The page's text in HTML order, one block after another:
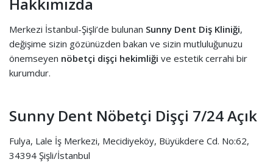
Merkezi İstanbul-Şişli’de bulunan Sunny Dent Diş Kliniği,
değişime sizin gözünüzden bakan ve sizin mutluluğunuzu
önemseyen nöbetçi dişçi hekimliği ve estetik cerrahi bir
kurumdur.
Sunny Dent Nöbetçi Dişçi 7/24 Açık
Fulya, Lale İş Merkezi, Mecidiyeköy, Büyükdere Cd. No:62,
34394 Şişli/İstanbul